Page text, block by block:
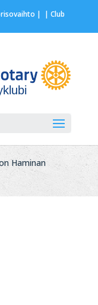
| | Club
Haminan